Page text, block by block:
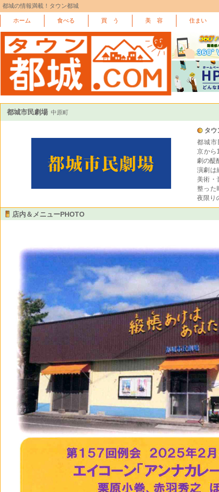
都城の情報満載！タウン都城
ホーム 食べる 買 う 美 容 住まい
都城市民劇場 中原町
タウ
都城市
京から
劇の醍
演劇は
美術・
整った
夜限り
店内＆メニューPHOTO